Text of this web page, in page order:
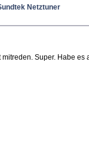
Netztuner
Super. Habe es